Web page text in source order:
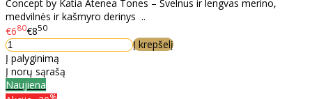
Concept by Katia Atenea Tones – Švelnus ir lengvas merino,
medvilnės ir kašmyro derinys ..
€680€850
Į krepšelį
Į palyginimą
Į norų sąrašą
Naujiena
%